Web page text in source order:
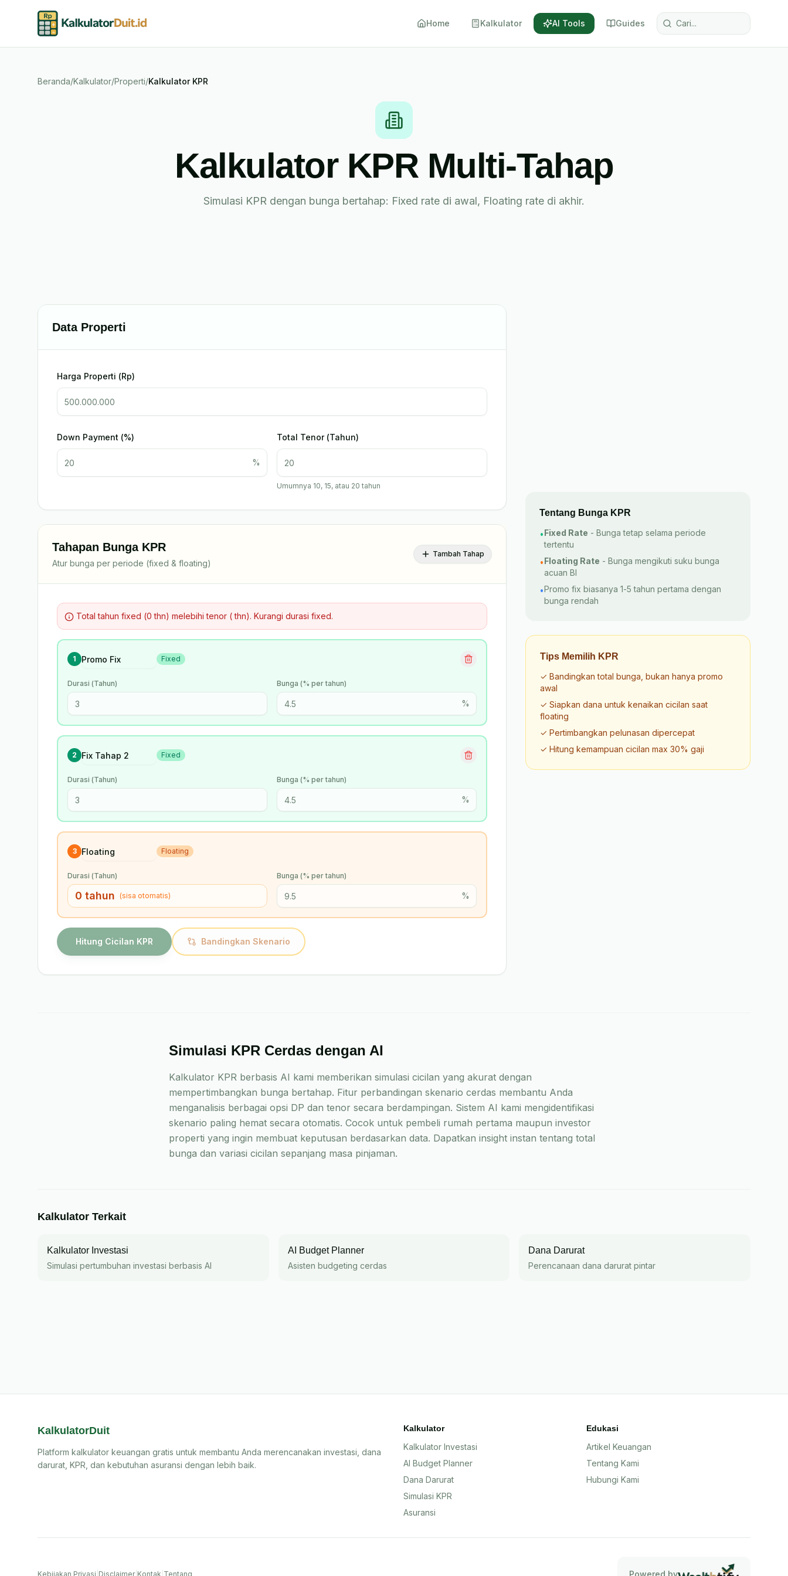
Home Kalkulator AI Tools Guides
Beranda/Kalkulator/Properti/Kalkulator KPR
Kalkulator KPR Multi-Tahap
Simulasi KPR dengan bunga bertahap: Fixed rate di awal, Floating rate di akhir.
Data Properti
Harga Properti (Rp)
Down Payment (%)
%
Total Tenor (Tahun)
Umumnya 10, 15, atau 20 tahun
Tahapan Bunga KPR
Atur bunga per periode (fixed & floating)
Tambah Tahap
Total tahun fixed (0 thn) melebihi tenor ( thn). Kurangi durasi fixed.
1 Fixed
Durasi (Tahun) Bunga (% per tahun)
%
2 Fixed
Durasi (Tahun) Bunga (% per tahun)
%
3 Floating
Durasi (Tahun)
0 tahun (sisa otomatis)
Bunga (% per tahun)
%
Hitung Cicilan KPR Bandingkan Skenario
Tentang Bunga KPR
•Fixed Rate - Bunga tetap selama periode
tertentu
•Floating Rate - Bunga mengikuti suku bunga
acuan BI
•Promo fix biasanya 1-5 tahun pertama dengan
bunga rendah
Tips Memilih KPR
✓ Bandingkan total bunga, bukan hanya promo
awal
✓ Siapkan dana untuk kenaikan cicilan saat
floating
✓ Pertimbangkan pelunasan dipercepat
✓ Hitung kemampuan cicilan max 30% gaji
Simulasi KPR Cerdas dengan AI
Kalkulator KPR berbasis AI kami memberikan simulasi cicilan yang akurat dengan
mempertimbangkan bunga bertahap. Fitur perbandingan skenario cerdas membantu Anda
menganalisis berbagai opsi DP dan tenor secara berdampingan. Sistem AI kami mengidentifikasi
skenario paling hemat secara otomatis. Cocok untuk pembeli rumah pertama maupun investor
properti yang ingin membuat keputusan berdasarkan data. Dapatkan insight instan tentang total
bunga dan variasi cicilan sepanjang masa pinjaman.
Kalkulator Terkait
Kalkulator Investasi
Simulasi pertumbuhan investasi berbasis AI
AI Budget Planner
Asisten budgeting cerdas
Dana Darurat
Perencanaan dana darurat pintar
KalkulatorDuit
Platform kalkulator keuangan gratis untuk membantu Anda merencanakan investasi, dana
darurat, KPR, dan kebutuhan asuransi dengan lebih baik.
Kalkulator
Kalkulator Investasi
AI Budget Planner
Dana Darurat
Simulasi KPR
Asuransi
Edukasi
Artikel Keuangan
Tentang Kami
Hubungi Kami
Kebijakan Privasi Disclaimer| Kontak Tentang Powered by